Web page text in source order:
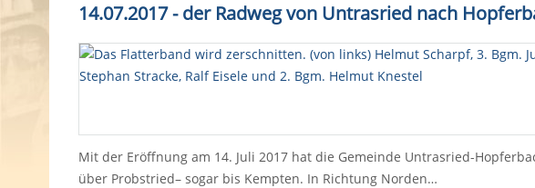
e
14.07.2017 - der Radweg von Untrasried nach
Mit der Eröffnung am 14. Juli 2017 hat die Gemeinde Untrasried-
über Probstried– sogar bis Kempten. In Richtung Norden…